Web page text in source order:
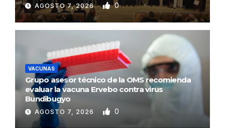
AGOSTO 7, 2026 0
VACUNAS
Grupo asesor técnico de la OMS recomienda
evaluar la vacuna Ervebo contra virus
Bundibugyo
AGOSTO 7, 2026 0